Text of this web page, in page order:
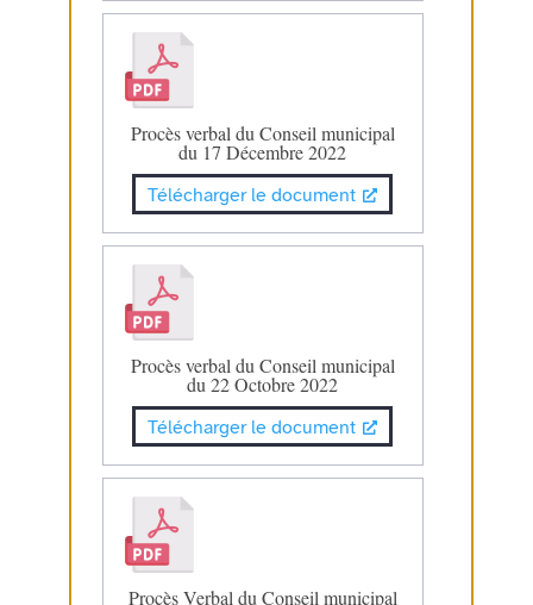
Procès verbal du Conseil municipal
du 17 Décembre 2022
Télécharger le document
Procès verbal du Conseil municipal
du 22 Octobre 2022
Télécharger le document
Procès Verbal du Conseil municipal